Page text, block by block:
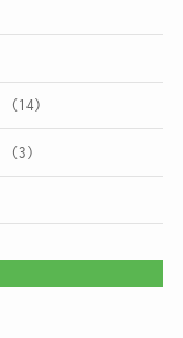
(14)
(3)